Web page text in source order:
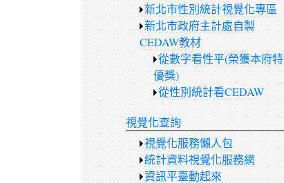
新北市性別統計視覺化專區
新北市政府主計處自製
CEDAW教材
從數字看性平(榮獲本府特
優獎)
從性別統計看CEDAW
視覺化查詢
視覺化服務懶人包
統計資料視覺化服務網
資訊平臺動起來